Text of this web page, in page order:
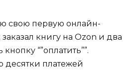
свою первую онлайн-
заказал книгу на Ozon и два
“”оплатить””.
платежей